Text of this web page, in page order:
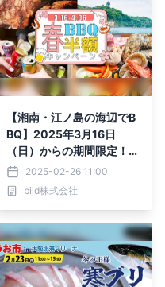
【湘南・江ノ島の海辺でB
BQ】2025年3月16日
（日）からの期間限定！H
emingway江ノ島にて
「春のBBQ半額キャンペ
ーン」を開催いたします。
2025-02-26 11:00
biid株式会社